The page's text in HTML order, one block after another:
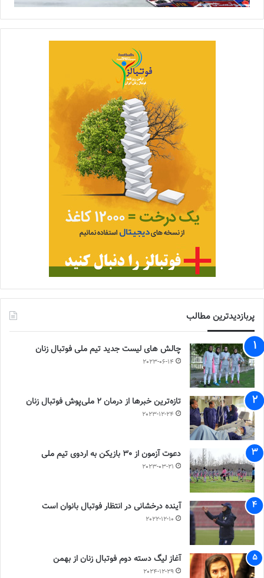
پربازدیدترین مطالب
چالش هاى ليست جدید تيم ملى فوتبال زنان
2023-06-14
تازه‌ترین خبرها از درمان ۲ ملی‌پوش فوتبال زنان
2023-12-24
دعوت آزمون از 30 بازیکن به اردوی تیم ملی
2023-03-21
آینده درخشانی در انتظار فوتبال بانوان است
2022-12-10
آغاز لیگ دسته دوم فوتبال زنان از بهمن
2024-12-29